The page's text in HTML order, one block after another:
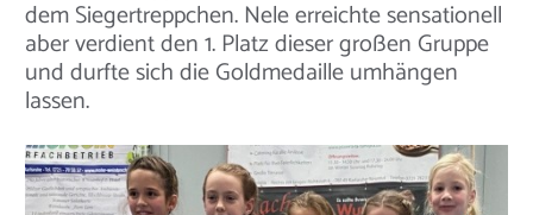
dem Siegertreppchen. Nele erreichte sensationell
aber verdient den 1. Platz dieser großen Gruppe
und durfte sich die Goldmedaille umhängen
lassen.